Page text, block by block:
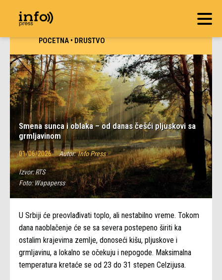
POČETNA•DRUŠTVO
Smena sunca i oblaka – od danas češći pljuskovi sa
grmljavinom
01/06/2026 Autor: Info Press
Izvor:RTS
Foto:Wapaperss
U Srbiji će preovlađivati toplo, ali nestabilno vreme. Tokom
dana naoblačenje će se sa severa postepeno širiti ka
ostalim krajevima zemlje, donoseći kišu, pljuskove i
grmljavinu, a lokalno se očekuju i nepogode. Maksimalna
temperatura kretaće se od 23 do 31 stepen Celzijusa.